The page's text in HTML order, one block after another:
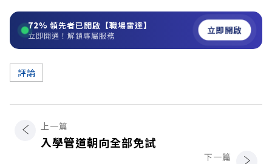
72% 領先者已開啟【職場雷達】
立即開通！解鎖專屬服務 立即開啟
評論
上一篇
入學管道朝向全部免試
下一篇